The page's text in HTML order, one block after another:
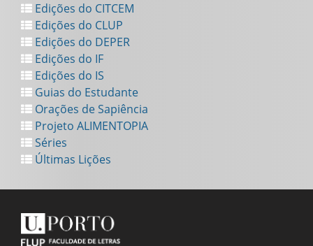
Edições do CITCEM
Edições do CLUP
Edições do DEPER
Edições do IF
Edições do IS
Guias do Estudante
Orações de Sapiência
Projeto ALIMENTOPIA
Séries
Últimas Lições